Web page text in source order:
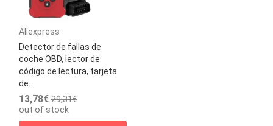
Aliexpress
Detector de fallas de
coche OBD, lector de
código de lectura, tarjeta
de...
13,78€ 29,31€
out of stock